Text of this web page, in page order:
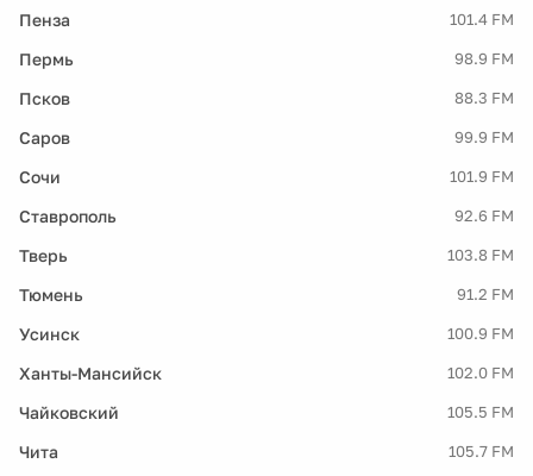
Пенза 101.4 FM
Пермь 98.9 FM
Псков 88.3 FM
Саров 99.9 FM
Сочи 101.9 FM
Ставрополь 92.6 FM
Тверь 103.8 FM
Тюмень 91.2 FM
Усинск 100.9 FM
Ханты-Мансийск 102.0 FM
Чайковский 105.5 FM
Чита 105.7 FM